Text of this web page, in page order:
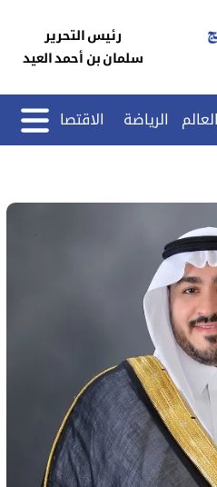
رئيس التحرير
سلمان بن أحمد العيد
الرياضة الاقتصاد